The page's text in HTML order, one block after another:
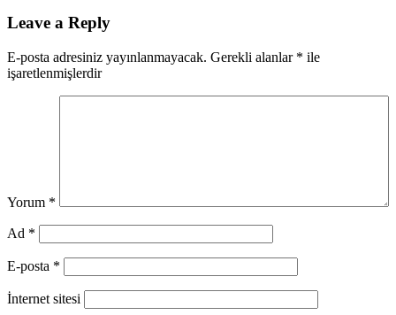
Leave a Reply
E-posta adresiniz yayınlanmayacak. Gerekli alanlar * ile
işaretlenmişlerdir
Yorum *
Ad *
E-posta *
İnternet sitesi